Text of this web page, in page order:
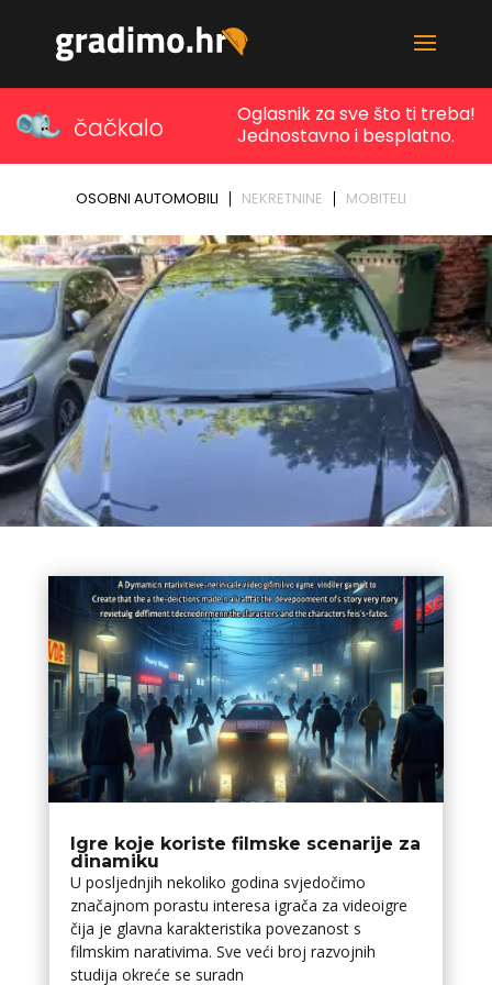
Igre koje koriste filmske scenarije za
dinamiku
U posljednjih nekoliko godina svjedočimo
značajnom porastu interesa igrača za videoigre
čija je glavna karakteristika povezanost s
filmskim narativima. Sve veći broj razvojnih
studija okreće se suradn